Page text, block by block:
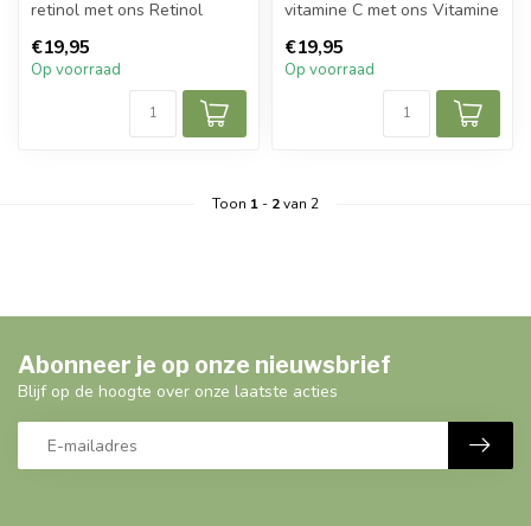
retinol met ons Retinol
formule ver...
€19,95
Op voorraad
vitamine C met ons Vitamine
formu...
€19,95
Op voorraad
Toon 1- 2van 2
Abonneer je op onze nieuwsbrief
Blijf op de hoogte over onze laatste acties